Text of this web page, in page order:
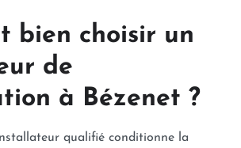
bien choisir un
de
à Bézenet ?
qualifié conditionne la